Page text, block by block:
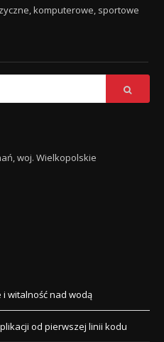
komputerowe, sportowe
woj. Wielkopolskie
i witalność nad wodą
od pierwszej linii kodu